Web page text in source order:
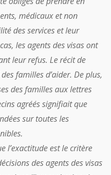
médicaux et non
des services et leur
les agents des visas ont
leur refus. Le récit de
familles d’aider. De plus,
des familles aux lettres
agréés signifiait que
sur toutes les
l’exactitude est le critère
des agents des visas